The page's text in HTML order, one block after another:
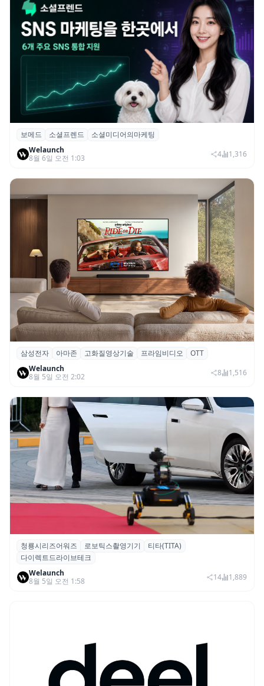
보메드 ‘소셜프렌드’, 유튜브·인스타 등 6개
SNS 마케팅 통합 지원
보메드 소셜프렌드
소셜미디어의마케팅
Welaunch
8월 6일 오전 1:03
4 1,316
삼성전자·아마존, 프라임 비디오에 ‘HDR10+
어드밴스드’ 적용
삼성전자 아마존 고화질영상기술 프라임비디오
OTT
Welaunch
8월 5일 오전 2:02
8 1,516
청룡시리즈어워즈 레드카펫에 등장한 바퀴
형 이족 보행 로봇 ‘티타(TITA)’
청룡시리즈어워즈 로보틱스촬영기기
티타(TITA)
다이렉트드라이브테크
Welaunch
8월 5일 오전 1:58
14 1,889